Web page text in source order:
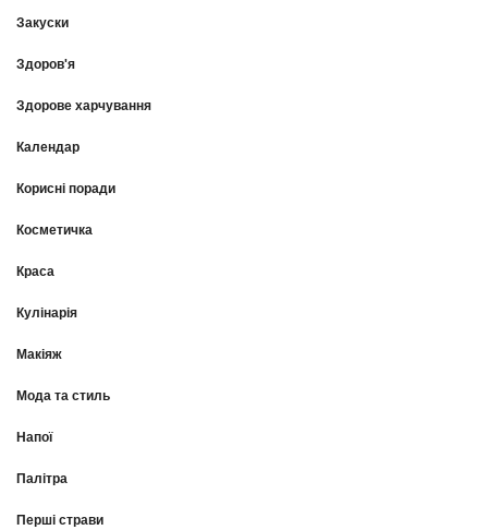
Закуски
Здоров'я
Здорове харчування
Календар
Корисні поради
Косметичка
Краса
Кулінарія
Макіяж
Мода та стиль
Напої
Палітра
Перші страви